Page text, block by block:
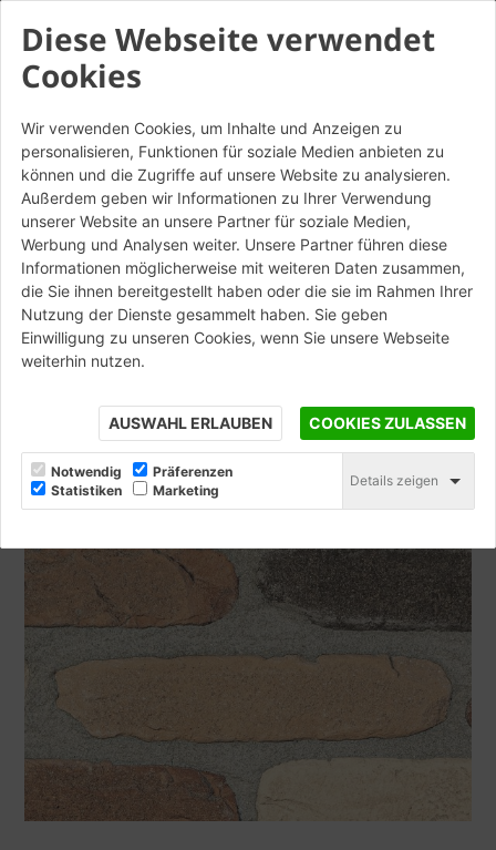
Diese Webseite verwendet
Cookies
Wir verwenden Cookies, um Inhalte und Anzeigen zu
personalisieren, Funktionen für soziale Medien anbieten zu
können und die Zugriffe auf unsere Website zu analysieren.
Außerdem geben wir Informationen zu Ihrer Verwendung
unserer Website an unsere Partner für soziale Medien,
Werbung und Analysen weiter. Unsere Partner führen diese
Informationen möglicherweise mit weiteren Daten zusammen,
die Sie ihnen bereitgestellt haben oder die sie im Rahmen Ihrer
Nutzung der Dienste gesammelt haben. Sie geben
Einwilligung zu unseren Cookies, wenn Sie unsere Webseite
weiterhin nutzen.
AUSWAHL ERLAUBEN COOKIES ZULASSEN
Notwendig
Präferenzen
Statistiken
Marketing
Details zeigen
Antiche Mura Melange -
Listello da mattone
STAMPA